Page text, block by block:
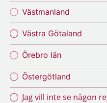
Västmanland
Västra Götaland
Örebro län
Östergötland
Jag vill inte se någon